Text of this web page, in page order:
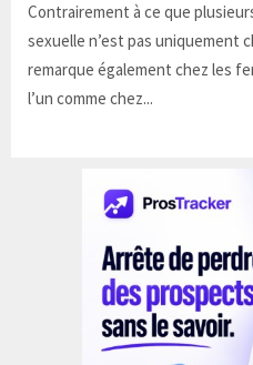
Contrairement à ce que
sexuelle n’est pas uniquement
remarque également chez les
l’un comme chez...